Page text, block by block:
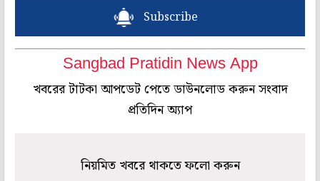
Subscribe
Sangbad Pratidin News App
খবরের টাটকা আপডেট পেতে ডাউনলোড করুন সংবাদ
প্রতিদিন অ্যাপ
নিয়মিত খবরে থাকতে ফলো করুন